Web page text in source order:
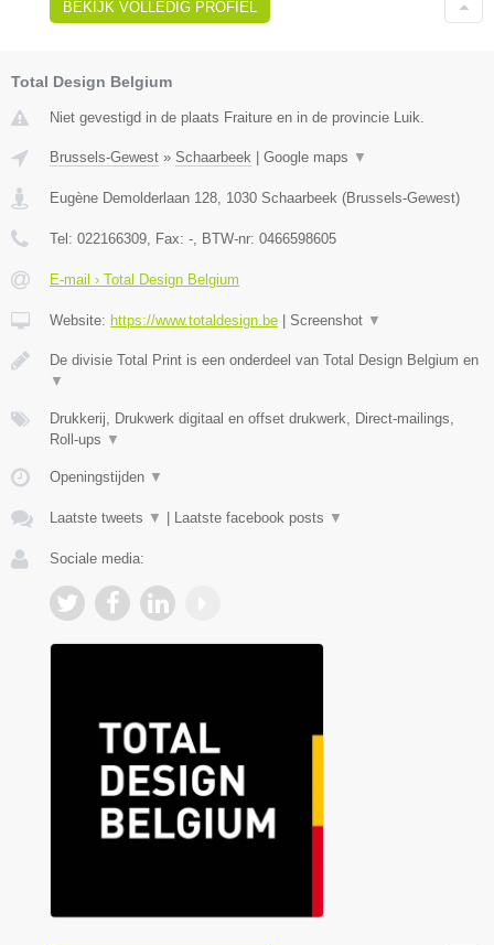
BEKIJK VOLLEDIG PROFIEL
Total Design Belgium
Niet gevestigd in de plaats Fraiture en in de provincie Luik.
Brussels-Gewest » Schaarbeek Google maps ▼
Eugène Demolderlaan 128 1030 Schaarbeek (Brussels-Gewest)
Tel: 022166309 , Fax: - , BTW-nr: 0466598605
E-mail › Total Design Belgium
Website: https://www.totaldesign.be Screenshot ▼
De divisie Total Print is een onderdeel van Total Design Belgium en
▼
Drukkerij, Drukwerk digitaal en offset drukwerk, Direct-mailings,
Roll-ups ▼
Openingstijden ▼
Laatste tweets ▼ Laatste facebook posts ▼
Sociale media: